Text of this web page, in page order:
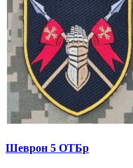
Шеврон 5 ОТБр